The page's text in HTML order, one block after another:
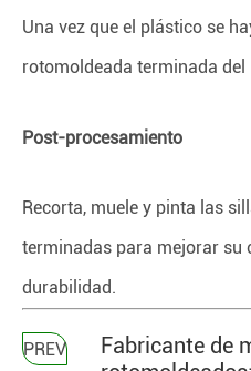
Una vez que el plástico se
rotomoldeada terminada del
Post-procesamiento
Recorta, muele y pinta las
terminadas para mejorar su
durabilidad.
PREV
Fabricante de